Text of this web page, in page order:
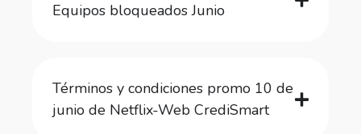
Equipos bloqueados Junio
Términos y condiciones promo 10 de
junio de Netflix-Web CrediSmart